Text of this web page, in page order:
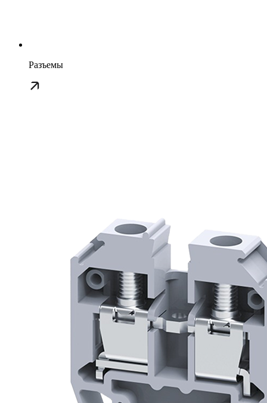
Разъемы